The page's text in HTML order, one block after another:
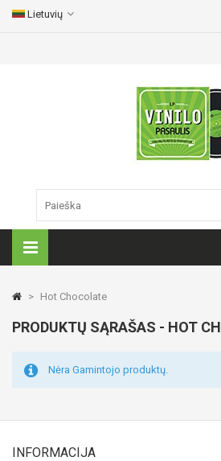
Lietuvių
> Hot Chocolate
PRODUKTŲ SĄRAŠAS - HOT
Nėra Gamintojo produktų.
INFORMACIJA